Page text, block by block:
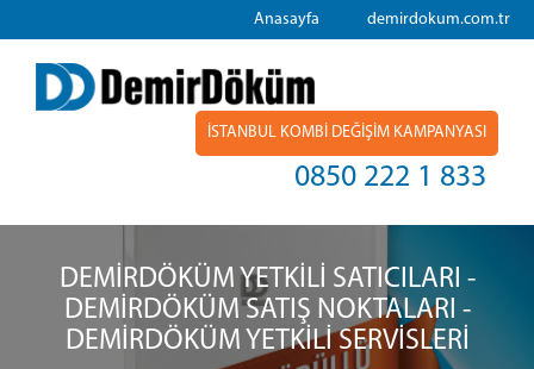
demirdokum.com.tr
Anasayfa
İSTANBUL KOMBİ DEĞİŞİM KAMPANYASI
0850 222 1 833
DEMİRDÖKÜM YETKİLİ SATICILARI -
DEMİRDÖKÜM SATIŞ NOKTALARI -
DEMİRDÖKÜM YETKİLİ SERVİSLERİ